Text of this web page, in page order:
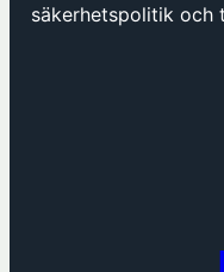
säkerhetspolitik och